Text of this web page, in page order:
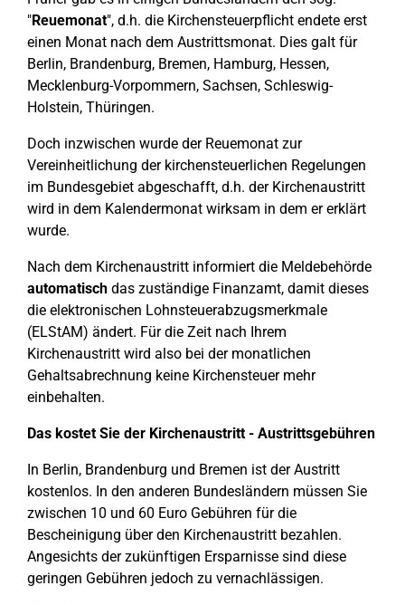
"Reuemonat", d.h. die Kirchensteuerpflicht endete erst
einen Monat nach dem Austrittsmonat. Dies galt für
Berlin, Brandenburg, Bremen, Hamburg, Hessen,
Mecklenburg-Vorpommern, Sachsen, Schleswig-
Holstein, Thüringen.
Doch inzwischen wurde der Reuemonat zur
Vereinheitlichung der kirchensteuerlichen Regelungen
im Bundesgebiet abgeschafft, d.h. der Kirchenaustritt
wird in dem Kalendermonat wirksam in dem er erklärt
wurde.
Nach dem Kirchenaustritt informiert die Meldebehörde
automatisch das zuständige Finanzamt, damit dieses
die elektronischen Lohnsteuerabzugsmerkmale
(ELStAM) ändert. Für die Zeit nach Ihrem
Kirchenaustritt wird also bei der monatlichen
Gehaltsabrechnung keine Kirchensteuer mehr
einbehalten.
Das kostet Sie der Kirchenaustritt - Austrittsgebühren
In Berlin, Brandenburg und Bremen ist der Austritt
kostenlos. In den anderen Bundesländern müssen Sie
zwischen 10 und 60 Euro Gebühren für die
Bescheinigung über den Kirchenaustritt bezahlen.
Angesichts der zukünftigen Ersparnisse sind diese
geringen Gebühren jedoch zu vernachlässigen.